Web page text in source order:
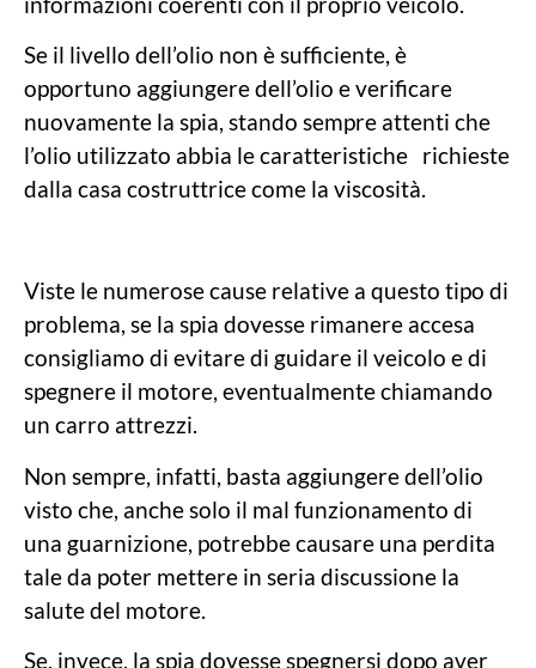
Se il livello dell’olio non è sufficiente, è
opportuno aggiungere dell’olio e verificare
nuovamente la spia, stando sempre attenti che
l’olio utilizzato abbia le caratteristiche richieste
dalla casa costruttrice come la viscosità.
Viste le numerose cause relative a questo tipo di
problema, se la spia dovesse rimanere accesa
consigliamo di evitare di guidare il veicolo e di
spegnere il motore, eventualmente chiamando
un carro attrezzi.
Non sempre, infatti, basta aggiungere dell’olio
visto che, anche solo il mal funzionamento di
una guarnizione, potrebbe causare una perdita
tale da poter mettere in seria discussione la
salute del motore.
Se, invece, la spia dovesse spegnersi dopo aver